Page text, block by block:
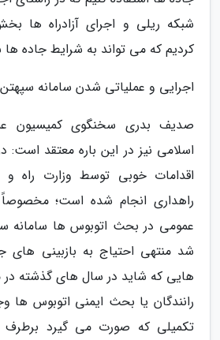
شبکه ریلی و اجرای آزادراه ها
کردیم که می تواند به شرایط جاده
اجرایی و عملیاتی شدن سامانه سپهتن
صدیف بدری سخنگوی کمیسیون
اسلامی نیز در این باره معتقد
اقدامات خوبی توسط وزارت راه
راهداری انجام شده است؛
عمومی در بحث اتوبوس ها سامانه
شد منتهی احتیاج به بازبینی های
هایی که شاید در سال های گذشته
رانندگان یا بحث ایمنی اتوبوس ها
تکمیلی که صورت می گیرد